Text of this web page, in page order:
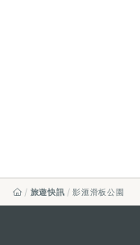
旅遊快訊 影滙滑板公園